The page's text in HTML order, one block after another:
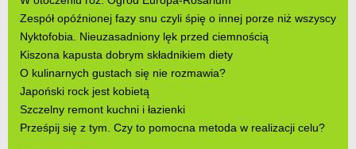
Zespół opóźnionej fazy snu czyli śpię o innej porze niż wszyscy
Nyktofobia. Nieuzasadniony lęk przed ciemnością
Kiszona kapusta dobrym składnikiem diety
O kulinarnych gustach się nie rozmawia?
Japoński rock jest kobietą
Szczelny remont kuchni i łazienki
Prześpij się z tym. Czy to pomocna metoda w realizacji celu?